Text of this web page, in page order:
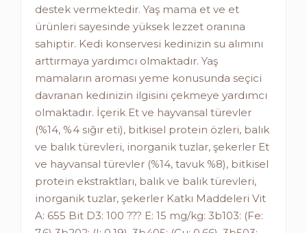
destek vermektedir. Yaş mama et ve et
ürünleri sayesinde yüksek lezzet oranına
sahiptir. Kedi konservesi kedinizin su alımını
arttırmaya yardımcı olmaktadır. Yaş
mamaların aroması yeme konusunda seçici
davranan kedinizin ilgisini çekmeye yardımcı
olmaktadır. İçerik Et ve hayvansal türevler
(%14, %4 sığır eti), bitkisel protein özleri, balık
ve balık türevleri, inorganik tuzlar, şekerler Et
ve hayvansal türevler (%14, tavuk %8), bitkisel
protein ekstraktları, balık ve balık türevleri,
inorganik tuzlar, şekerler Katkı Maddeleri Vit
A: 655 Bit D3: 100 ??? E: 15 mg/kg: 3b103: (Fe: